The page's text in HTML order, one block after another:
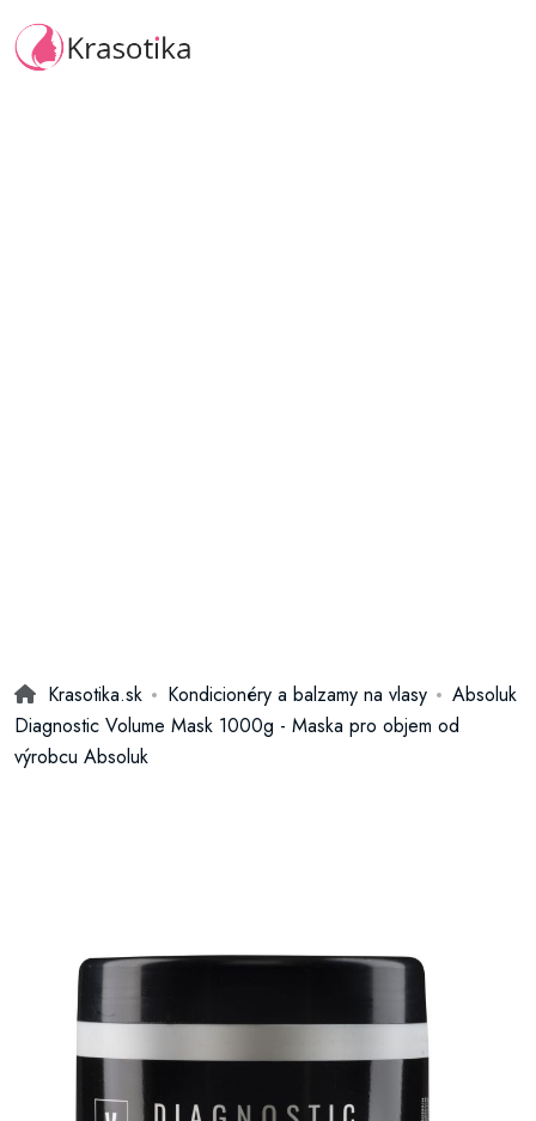
Krasotika.sk Kondicionéry a balzamy na vlasy
Absoluk
Diagnostic Volume Mask 1000g - Maska pro objem od
výrobcu Absoluk